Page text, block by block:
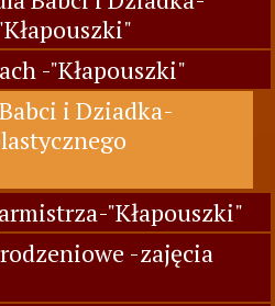
-"Kłapouszki"
i Dziadka-
"Kłapouszki"
-zajęcia